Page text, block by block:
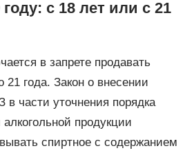
с 18 лет или с 21
в запрете продавать
21 года. Закон о внесении
части уточнения порядка
продукции
спиртное с содержанием